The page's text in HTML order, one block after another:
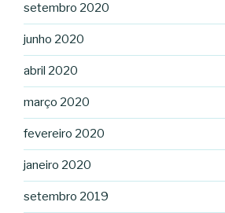
setembro 2020
junho 2020
abril 2020
março 2020
fevereiro 2020
janeiro 2020
setembro 2019